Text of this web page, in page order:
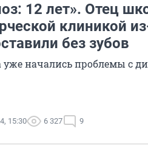
12 лет». Отец
клиникой
без зубов
уже начались проблемы с
15:30 6 327 9